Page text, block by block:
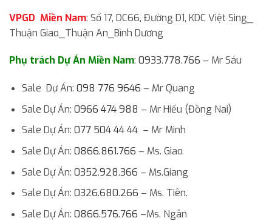
VPGD Miền Nam: Số 17, DC66, Đường D1, KDC Việt Sing_
Thuận Giao_Thuận An_Bình Dương
Phụ trách Dự Án Miền Nam: 0933.778.766 – Mr Sáu
Sale Dự Án: 098 776 9646 – Mr Quang
Sale Dự Án: 0966 474 988 – Mr Hiếu (Đồng Nai)
Sale Dự Án: 077 504 44 44– Mr Minh
Sale Dự Án: 0866.861.766 – Ms. Giao
Sale Dự Án: 0352.928.366 – Ms.Giang
Sale Dự Án: 0326.680.266 – Ms. Tiên.
Sale Dự Án: 0866.576.766 –Ms. Ngân